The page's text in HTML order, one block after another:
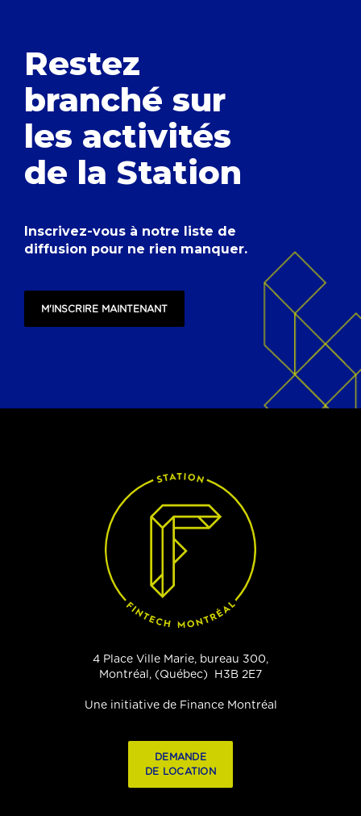
Restez
branché sur
les activités
de la Station
Inscrivez-vous à notre liste de
diffusion pour ne rien manquer.
M'INSCRIRE MAINTENANT
4 Place Ville Marie, bureau 300,
Montréal, (Québec) H3B 2E7
Une initiative de Finance Montréal
DEMANDE
DE LOCATION